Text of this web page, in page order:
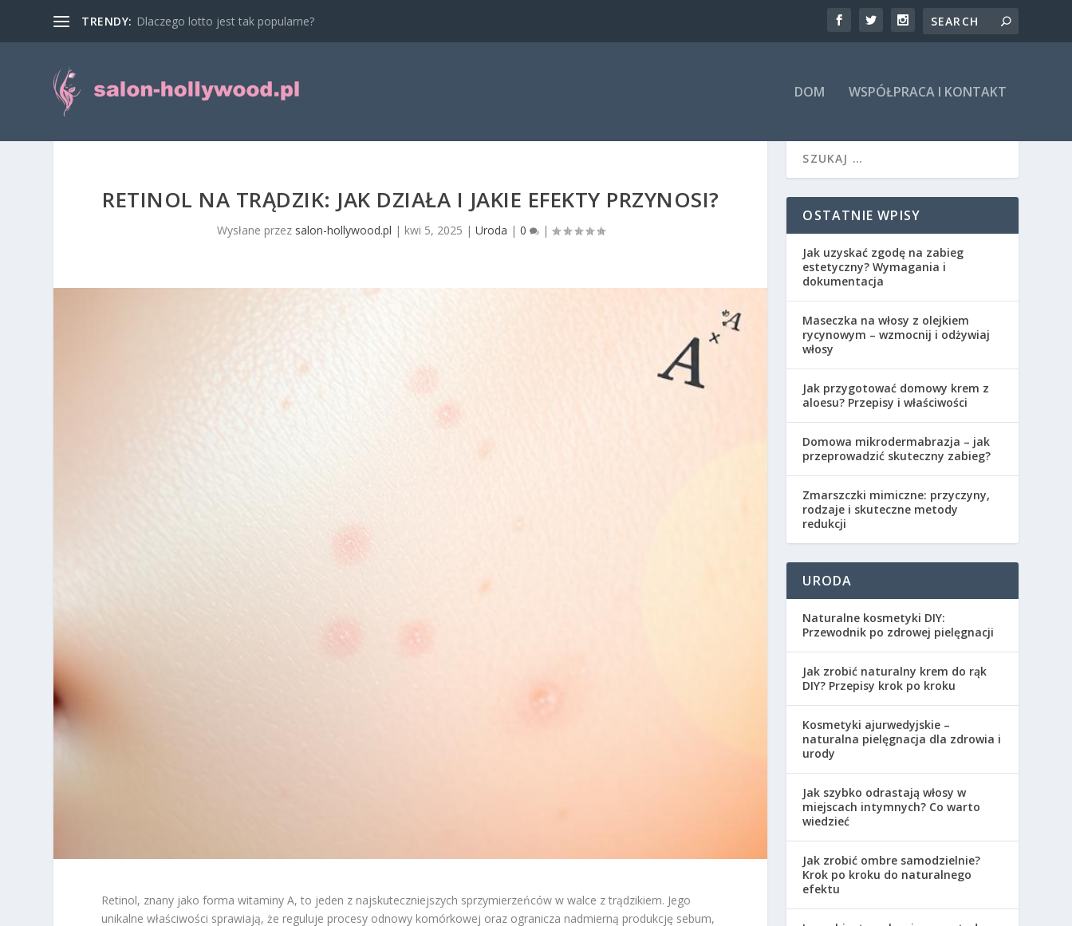
TRENDY: Dlaczego lotto jest tak popularne?
DOM WSPÓŁPRACA I KONTAKT
RETINOL NA TRĄDZIK: JAK DZIAŁA I JAKIE EFEKTY PRZYNOSI?
Wysłane przez salon-hollywood.pl | kwi 5, 2025 | Uroda | 0 |
Retinol, znany jako forma witaminy A, to jeden z najskuteczniejszych sprzymierzeńców w walce z trądzikiem. Jego
unikalne właściwości sprawiają, że reguluje procesy odnowy komórkowej oraz ogranicza nadmierną produkcję sebum,
OSTATNIE WPISY
Jak uzyskać zgodę na zabieg
estetyczny? Wymagania i
dokumentacja
Maseczka na włosy z olejkiem
rycynowym – wzmocnij i odżywiaj
włosy
Jak przygotować domowy krem z
aloesu? Przepisy i właściwości
Domowa mikrodermabrazja – jak
przeprowadzić skuteczny zabieg?
Zmarszczki mimiczne: przyczyny,
rodzaje i skuteczne metody
redukcji
URODA
Naturalne kosmetyki DIY:
Przewodnik po zdrowej pielęgnacji
Jak zrobić naturalny krem do rąk
DIY? Przepisy krok po kroku
Kosmetyki ajurwedyjskie –
naturalna pielęgnacja dla zdrowia i
urody
Jak szybko odrastają włosy w
miejscach intymnych? Co warto
wiedzieć
Jak zrobić ombre samodzielnie?
Krok po kroku do naturalnego
efektu